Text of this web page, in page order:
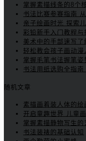
掌握素描线条的8个
书法比赛参赛指南
亲子绘画时光 探索
彩铅新手入门教程与
美术中的手部速写了
轻松教会孩子画动
掌握毛笔书法握笔姿
书法用纸选购全指
随机文章
素描画着装人体的绘
开启童趣世界 儿童
掌握素描静物写生的
书法装裱的基础认知